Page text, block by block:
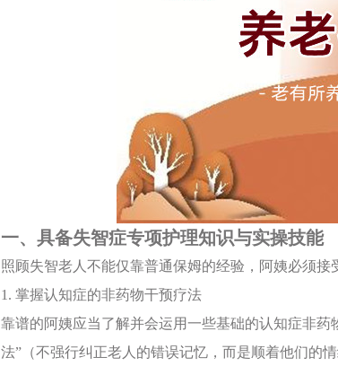
一、具备失智症专项护理知识与实操技能
照顾失智老人不能仅靠普通保姆的经验，阿姨必须
1. 掌握认知症的非药物干预疗法
靠谱的阿姨应当了解并会运用一些基础的认知症非
法”（不强行纠正老人的错误记忆，而是顺着他们的